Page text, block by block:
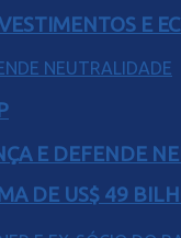
E DEFENDE
E
DE US$ 49